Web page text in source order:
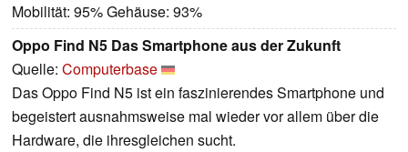
Mobilität: 95% Gehäuse: 93%
Oppo Find N5 Das Smartphone aus der Zukunft
Quelle: Computerbase
Das Oppo Find N5 ist ein faszinierendes Smartphone und
begeistert ausnahmsweise mal wieder vor allem über die
Hardware, die ihresgleichen sucht.